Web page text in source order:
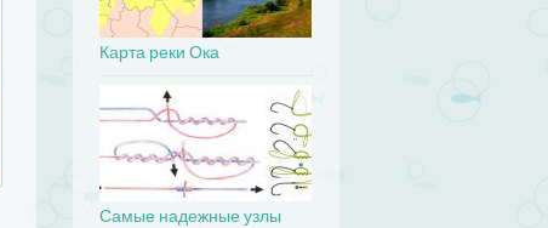
Карта реки Ока
Самые надежные узлы